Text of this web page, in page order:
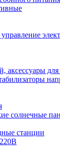
аксессуары
солнечные
станции